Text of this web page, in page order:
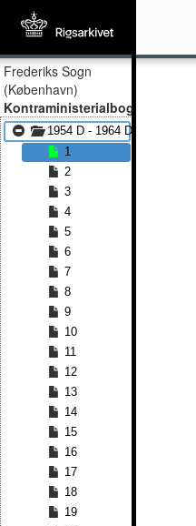
Frederiks Sogn
(København)
Kontraministerialbog
1954 D - 1964 D
1
2
3
4
5
6
7
8
9
10
11
12
13
14
15
16
17
18
19